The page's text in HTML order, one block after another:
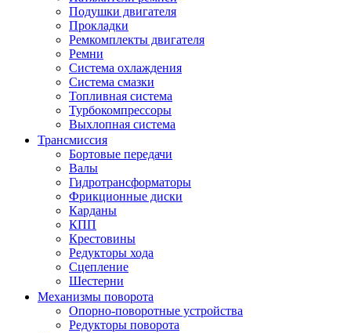
Подушки двигателя
Прокладки
Ремкомплекты двигателя
Ремни
Система охлаждения
Система смазки
Топливная система
Турбокомпрессоры
Выхлопная система
Трансмиссия
Бортовые передачи
Валы
Гидротрансформаторы
Фрикционные диски
Карданы
КПП
Крестовины
Редукторы хода
Сцепление
Шестерни
Механизмы поворота
Опорно-поворотные устройства
Редукторы поворота